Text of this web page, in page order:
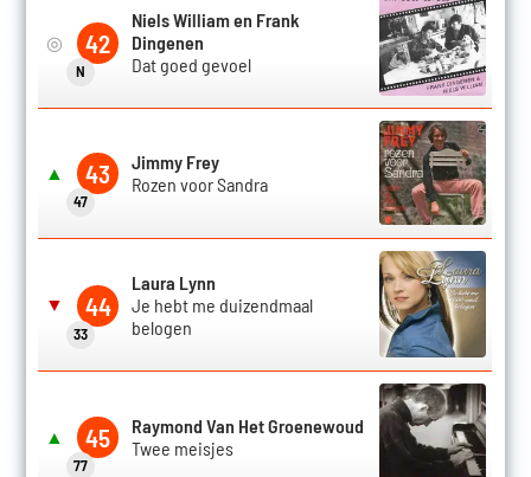
◎ 42
N
Niels William en Frank
Dingenen
Dat goed gevoel
▲ 43
47
Jimmy Frey
Rozen voor Sandra
▼ 44
33
Laura Lynn
Je hebt me duizendmaal
belogen
▲ 45
77
Raymond Van Het Groenewoud
Twee meisjes